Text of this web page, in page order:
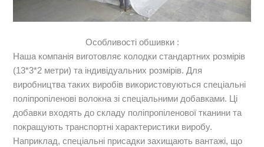
Особливості обшивки :
Наша компанія виготовляє колодки стандартних розмірів
(13*3*2 метри) та індивідуальних розмірів. Для
виробництва таких виробів використовуються спеціальні
поліпропіленові волокна зі спеціальними добавками. Ці
добавки входять до складу поліпропіленової тканини та
покращують транспортні характеристики виробу.
Наприклад, спеціальні присадки захищають вантажі, що